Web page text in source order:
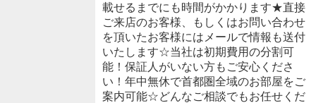
載せるまでにも時間がかかります★直接
ご来店のお客様、もしくはお問い合わせ
を頂いたお客様にはメールで情報も送付
いたします☆当社は初期費用の分割可
能！保証人がいない方もご安心くださ
い！年中無休で首都圏全域のお部屋をご
案内可能☆どんなご相談でもお任せくだ